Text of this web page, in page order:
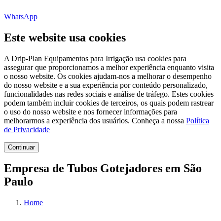
WhatsApp
Este website usa cookies
A Drip-Plan Equipamentos para Irrigação usa cookies para
assegurar que proporcionamos a melhor experiência enquanto visita
o nosso website. Os cookies ajudam-nos a melhorar o desempenho
do nosso website e a sua experiência por conteúdo personalizado,
funcionalidades nas redes sociais e análise de tráfego. Estes cookies
podem também incluir cookies de terceiros, os quais podem rastrear
o uso do nosso website e nos fornecer informações para
melhorarmos a experiência dos usuários. Conheça a nossa Política
de Privacidade
Continuar
Empresa de Tubos Gotejadores em São
Paulo
Home